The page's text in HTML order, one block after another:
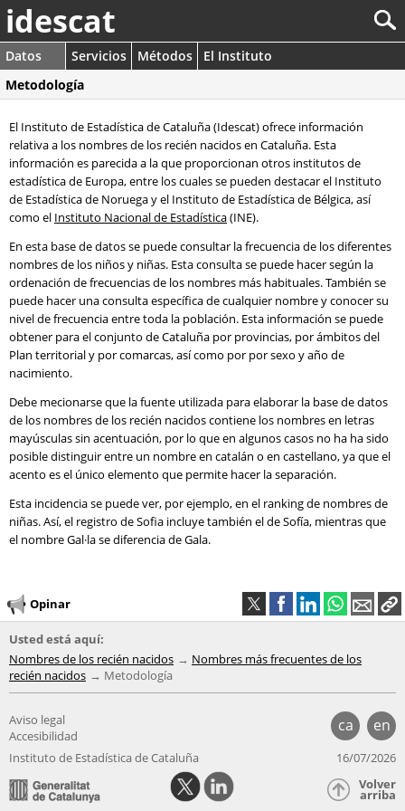
idescat
Datos Servicios Métodos
El Instituto
Metodología
El Instituto de Estadística de Cataluña (Idescat) ofrece información
relativa a los nombres de los recién nacidos en Cataluña. Esta
información es parecida a la que proporcionan otros institutos de
estadística de Europa, entre los cuales se pueden destacar el Instituto
de Estadística de Noruega y el Instituto de Estadística de Bélgica, así
como el Instituto Nacional de Estadística(INE).
En esta base de datos se puede consultar la frecuencia de los diferentes
nombres de los niños y niñas. Esta consulta se puede hacer según la
ordenación de frecuencias de los nombres más habituales. También se
puede hacer una consulta específica de cualquier nombre y conocer su
nivel de frecuencia entre toda la población. Esta información se puede
obtener para el conjunto de Cataluña por provincias, por ámbitos del
Plan territorial y por comarcas, así como por por sexo y año de
nacimiento.
Debe mecionarse que la fuente utilizada para elaborar la base de datos
de los nombres de los recién nacidos contiene los nombres en letras
mayúsculas sin acentuación, por lo que en algunos casos no ha ha sido
posible distinguir entre un nombre en catalán o en castellano, ya que el
acento es el único elemento que permite hacer la separación.
Esta incidencia se puede ver, por ejemplo, en el ranking de nombres de
niñas. Así, el registro de Sofia incluye también el de Sofía, mientras que
el nombre Gal·la se diferencia de Gala.
Opinar
Usted está aquí:
Nombres de los recién nacidos
Nombres más frecuentes de los
recién nacidos
Metodología
ca en
Aviso legal
Accesibilidad
Instituto de Estadística de Cataluña
16/07/2026
Volver
arriba